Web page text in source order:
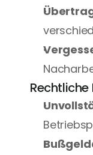
Rechtliche